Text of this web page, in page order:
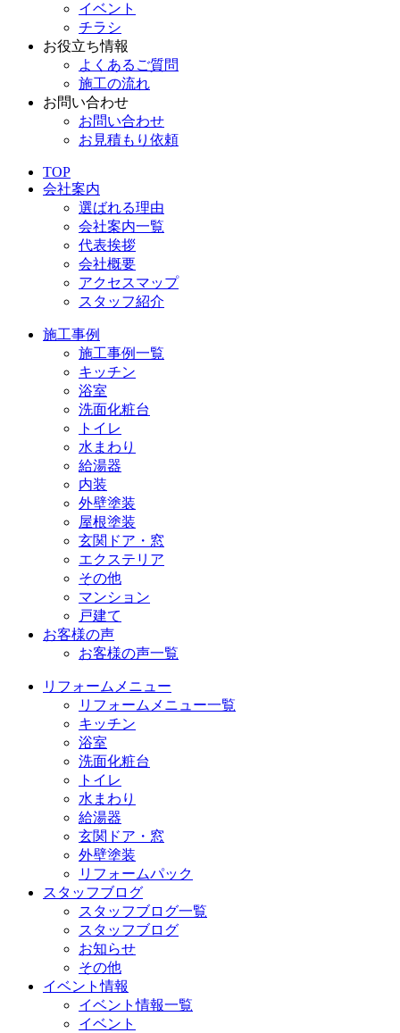
イベント
チラシ
お役立ち情報
よくあるご質問
施工の流れ
お問い合わせ
お問い合わせ
お見積もり依頼
TOP
会社案内
選ばれる理由
会社案内一覧
代表挨拶
会社概要
アクセスマップ
スタッフ紹介
施工事例
施工事例一覧
キッチン
浴室
洗面化粧台
トイレ
水まわり
給湯器
内装
外壁塗装
屋根塗装
玄関ドア・窓
エクステリア
その他
マンション
戸建て
お客様の声
お客様の声一覧
リフォームメニュー
リフォームメニュー一覧
キッチン
浴室
洗面化粧台
トイレ
水まわり
給湯器
玄関ドア・窓
外壁塗装
リフォームパック
スタッフブログ
スタッフブログ一覧
スタッフブログ
お知らせ
その他
イベント情報
イベント情報一覧
イベント